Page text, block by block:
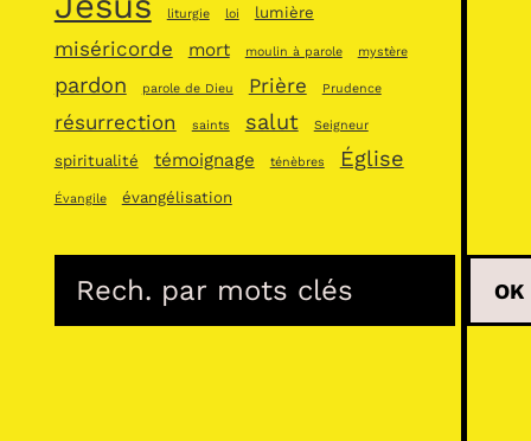
liturgie loi lumière
miséricorde mort moulin à parole mystère
pardon parole de Dieu Prière Prudence
résurrection saints salut Seigneur
spiritualité témoignage ténèbres Église
Évangile évangélisation
OK